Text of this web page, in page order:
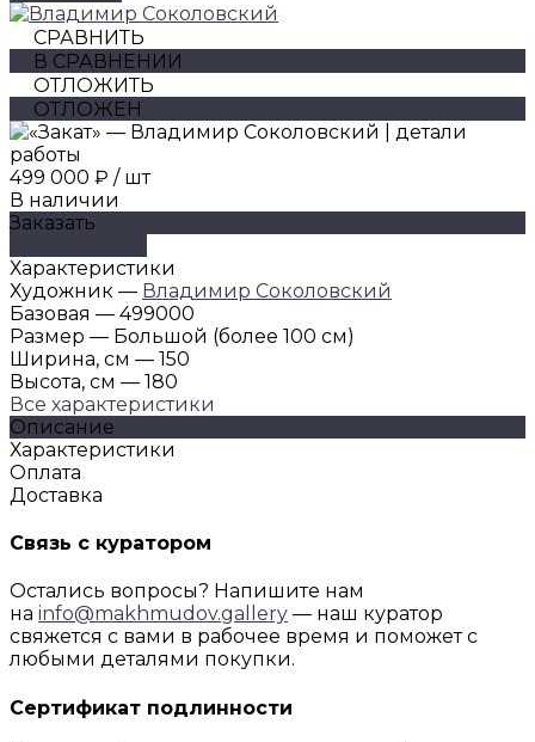
СРАВНИТЬ
В СРАВНЕНИИ
ОТЛОЖИТЬ
ОТЛОЖЕН
499 000 ₽ / шт
В наличии
Заказать
Характеристики
Художник — Владимир Соколовский
Базовая — 499000
Размер — Большой (более 100 см)
Ширина, см — 150
Высота, см — 180
Все характеристики
Описание
Характеристики
Оплата
Доставка
Связь с куратором
Остались вопросы? Напишите нам
на info@makhmudov.gallery — наш куратор
свяжется с вами в рабочее время и поможет с
любыми деталями покупки.
Сертификат подлинности